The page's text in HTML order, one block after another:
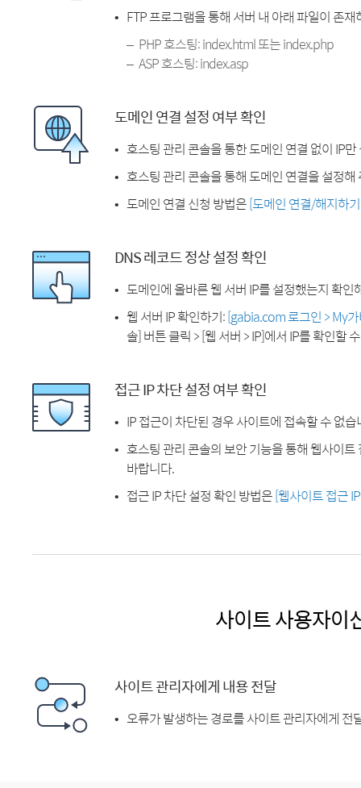
FTP 프로그램을 통해 서버 내 아래 파일이 존
PHP 호스팅: index.html 또는 index.php
ASP 호스팅: index.asp
도메인 연결 설정 여부 확인
호스팅 관리 콘솔을 통한 도메인 연결 없이 IP
호스팅 관리 콘솔을 통해 도메인 연결을 설정해
도메인 연결 신청 방법은[도메인 연결/해지하
DNS 레코드 정상 설정 확인
도메인에 올바른 웹 서버 IP를 설정했는지 확인
웹 서버 IP 확인하기:[gabia.com 로그인 > My
솔] 버튼 클릭 > [웹 서버 > IP]에서 IP를 확인할
접근 IP 차단 설정 여부 확인
IP 접근이 차단된 경우 사이트에 접속할 수 없습
호스팅 관리 콘솔의 보안 기능을 통해 웹사이
바랍니다.
접근 IP 차단 설정 확인 방법은[웹사이트 접근
사이트 사용자이
사이트 관리자에게 내용 전달
오류가 발생하는 경로를 사이트 관리자에게 전